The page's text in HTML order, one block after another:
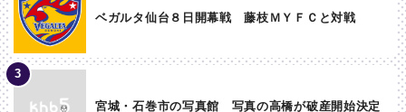
ベガルタ仙台８日開幕戦 藤枝ＭＹＦＣと対戦
宮城・石巻市の写真館 写真の高橋が破産開始決定